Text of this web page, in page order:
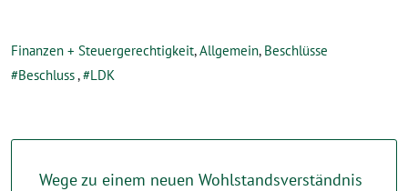
Finanzen + Steuergerechtigkeit,Allgemein, Beschlüsse
Beschluss, LDK
Wege zu einem neuen Wohlstandsverständnis